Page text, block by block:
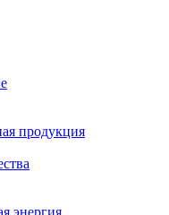
продукция
энергия